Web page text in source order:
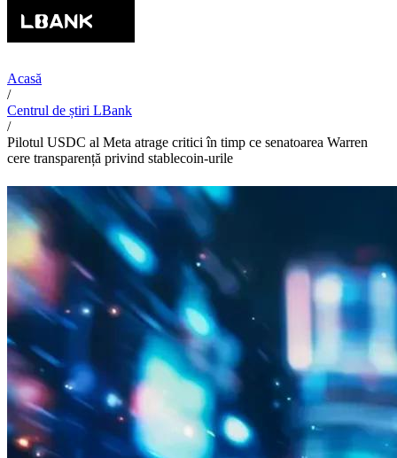
Acasă
/
Centrul de știri LBank
/
Pilotul USDC al Meta atrage critici în timp ce senatoarea Warren
cere transparență privind stablecoin-urile